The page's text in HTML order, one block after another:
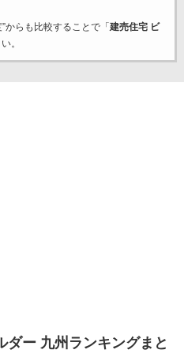
からも比較することで「建売住宅 ビ
。
ダー 九州ランキングまと